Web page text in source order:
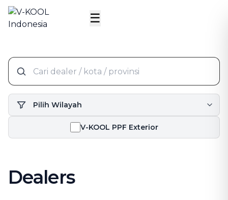
☰
V-KOOL PPF Exterior
Dealers